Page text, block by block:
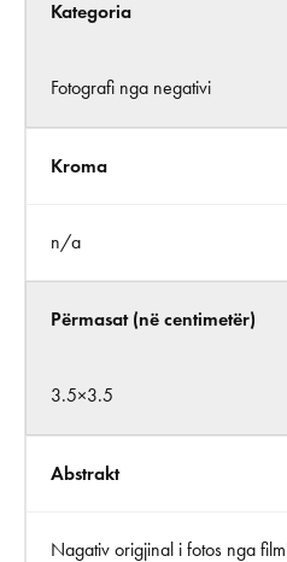
Kategoria
Fotografi nga negativi
Kroma
n/a
Përmasat (në centimetër)
3.5×3.5
Abstrakt
Nagativ origjinal i fotos nga